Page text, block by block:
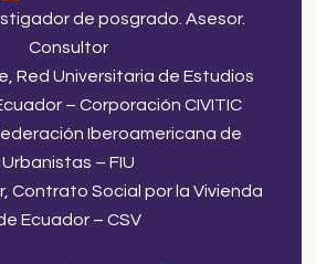
de posgrado. Asesor.
Consultor
Red Universitaria de Estudios
– Corporación CIVITIC
Iberoamericana de
Urbanistas – FIU
Contrato Social por la Vivienda
Ecuador – CSV